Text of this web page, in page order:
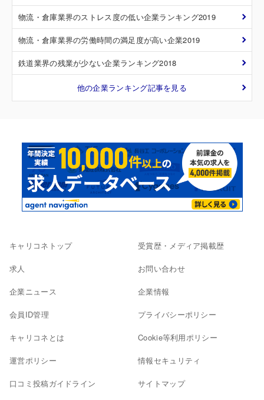
物流・倉庫業界のストレス度の低い企業ランキング2019
物流・倉庫業界の労働時間の満足度が高い企業2019
鉄道業界の残業が少ない企業ランキング2018
他の企業ランキング記事を見る
キャリコネトップ
求人
企業ニュース
会員ID管理
キャリコネとは
運営ポリシー
口コミ投稿ガイドライン
受賞歴・メディア掲載歴
お問い合わせ
企業情報
プライバシーポリシー
Cookie等利用ポリシー
情報セキュリティ
サイトマップ